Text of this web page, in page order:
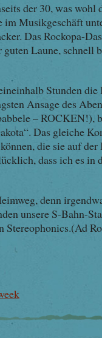
der 30, was wohl
im Musikgeschäft
Das Rockopa-
Laune, schnell
Stunden
Ansage des
– ROCKEN!),
Das gleiche
die sie auf
dass ich es in
denn
unsere S-Bahn-
Stereophonics.(Ad